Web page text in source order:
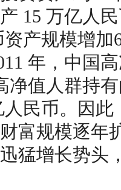
15 万亿人
产规模增加
年，中国高
净值人群持
民币。因此
富规模逐年
猛增长势头